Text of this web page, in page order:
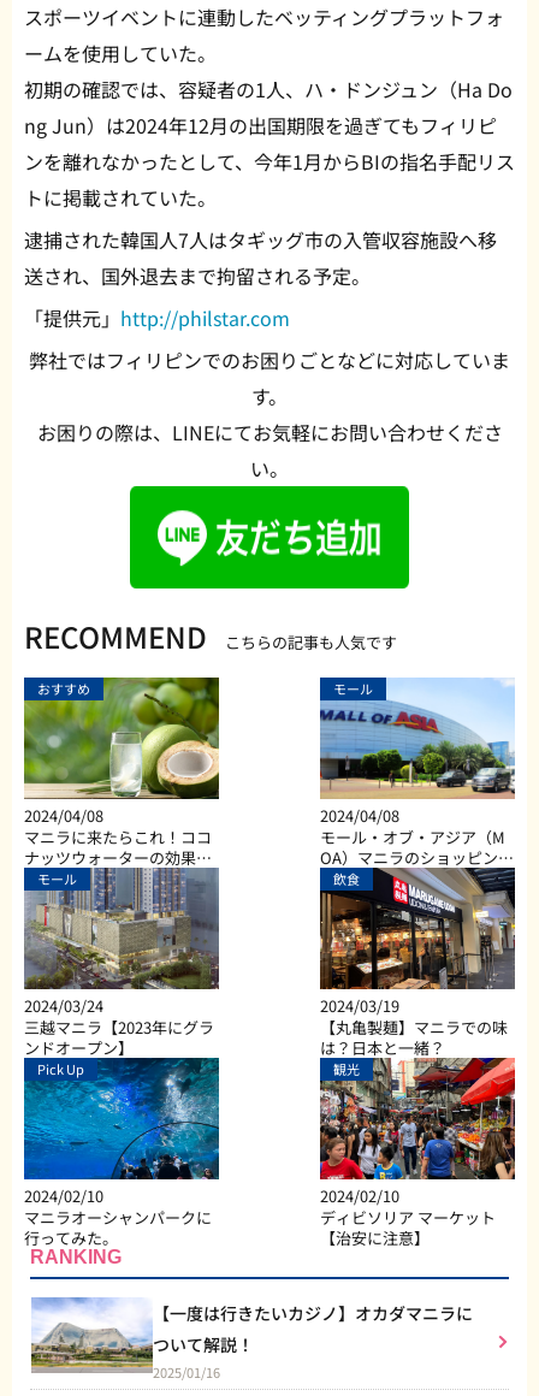
スポーツイベントに連動したベッティングプラットフォ
ームを使用していた。
初期の確認では、容疑者の1人、ハ・ドンジュン（Ha Do
ng Jun）は2024年12月の出国期限を過ぎてもフィリピ
ンを離れなかったとして、今年1月からBIの指名手配リス
トに掲載されていた。
逮捕された韓国人7人はタギッグ市の入管収容施設へ移
送され、国外退去まで拘留される予定。
「提供元」 http://philstar.com
弊社ではフィリピンでのお困りごとなどに対応していま
す。
お困りの際は、LINEにてお気軽にお問い合わせくださ
い。
RECOMMEND こちらの記事も人気です
おすすめ
2024/04/08
マニラに来たらこれ！ココ
ナッツウォーターの効果と
は？
モール
2024/04/08
モール・オブ・アジア（M
OA）マニラのショッピン
グ、ダイニング、エンター
テイメントなど総合施設
モール
2024/03/24
三越マニラ【2023年にグラ
ンドオープン】
飲食
2024/03/19
【丸亀製麺】マニラでの味
は？日本と一緒？
Pick Up
2024/02/10
マニラオーシャンパークに
行ってみた。
観光
2024/02/10
ディビソリア マーケット
【治安に注意】
RANKING
【一度は行きたいカジノ】オカダマニラに
ついて解説！
2025/01/16